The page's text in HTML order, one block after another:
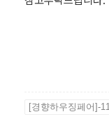
[경향하우징페어]-